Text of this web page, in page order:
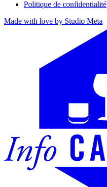
Politique de confidentialité
Made with love by Studio Meta